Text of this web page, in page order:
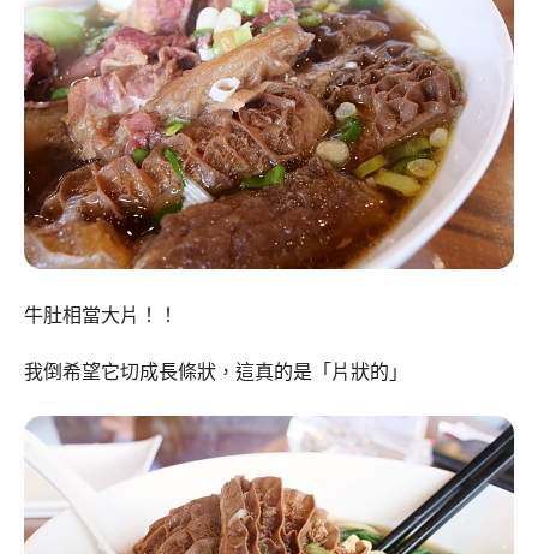
牛肚相當大片！！
我倒希望它切成長條狀，這真的是「片狀的」